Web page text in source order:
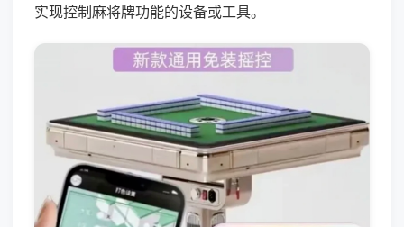
实现控制麻将牌功能的设备或工具。